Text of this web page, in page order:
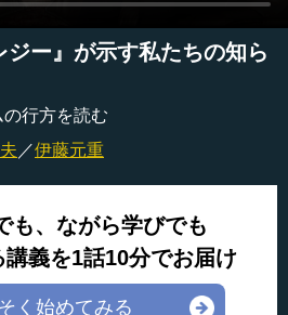
ジー』が示す私たちの知ら
行方を読む
／伊藤元重
も、ながら学びでも
義を1話10分でお届け
く始めてみる